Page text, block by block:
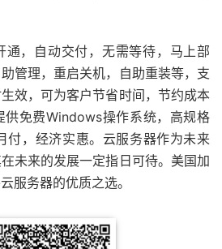
通，自动交付，无需等待，马上部
管理，重启关机，自助重装等，支
效，可为客户节省时间，节约成本
供免费Windows操作系统，高规格
付，经济实惠。云服务器作为未来
未来的发展一定指日可待。美国加
服务器的优质之选。